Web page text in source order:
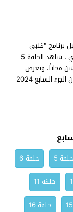
وتنزيل ﺑﺮﻧﺎﻣﺞ "قلبي
اطمان الجزء السابع" حلقة 5 من بطولة حمد الفرجاوي ، شاهد الحلقة 5
ديلي موشن مجاناً، وتعرض
حلقات البرنامج الخليجي الاماراتي الجديد قلبي اطمان الجزء السابع 2024
حلقة 5
حلقة 6
حلقة 11
حلقة 16